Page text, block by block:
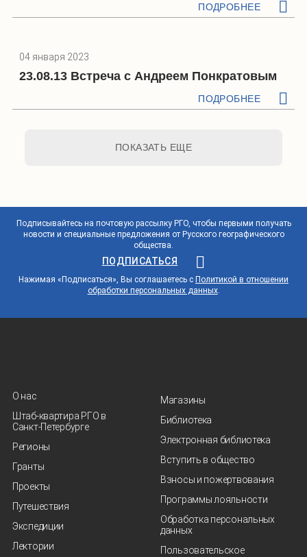
ПОДРОБНЕЕ
04 января 2023
23.08.13 Встреча с Андреем Понкратовым
ПОДРОБНЕЕ
ПОКАЗАТЬ ЕЩЕ
Подписывайтесь на почтовую рассылку РГО, чтобы первыми получать
новости и специальные предложения от Русского географического
общества.
ПОДПИСАТЬСЯ
Нажимая «Подписаться», Вы соглашаетесь с Политикой в отношении
обработки персональных данных.
О нас
Штаб-квартира РГО в
Санкт‑Петербурге
Регионы
Гранты
Проекты
Путешествия
Экспедиции
Лектории
Магазины
Библиотека
Электронная библиотека
Вступить в общество
Взносы и пожертвования
Программы лояльности
Обработка персональных
данных
Пользовательское